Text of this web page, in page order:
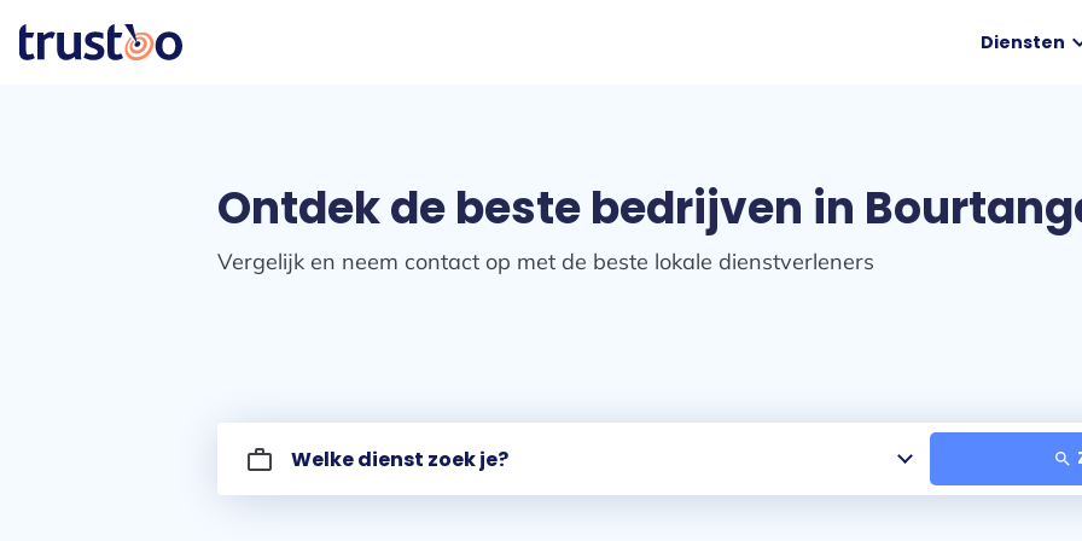
Diensten
Ontdek de beste bedrijven in
Vergelijk en neem contact op met de beste lokale dienstverleners
work_outline search